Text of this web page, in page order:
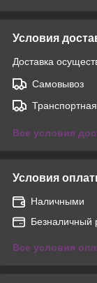
Условия
Доставка
Самовывоз
Все условия
Условия
Наличными
Безналичный
Все условия